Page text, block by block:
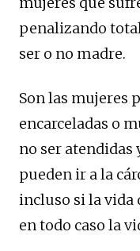
penalizando
ser o no madre.
Son las mujeres
encarceladas o
no ser atendidas
pueden ir a la
incluso si la vida
en todo caso la